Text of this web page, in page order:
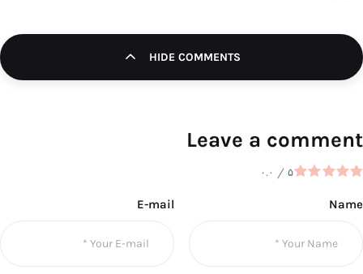
HIDE COMMENTS
Leave a comment
۰.۰ / ۵
Name
E-mail